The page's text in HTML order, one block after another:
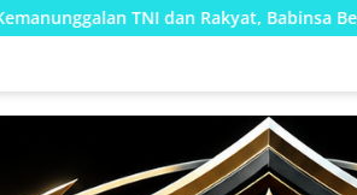
Babinsa Bersama Warga